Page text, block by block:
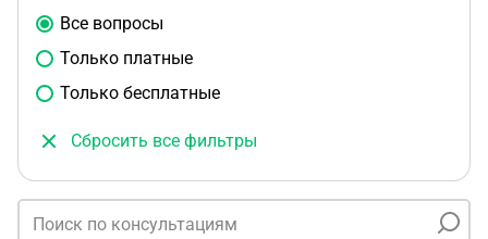
Все вопросы
Только платные
Только бесплатные
Сбросить все фильтры